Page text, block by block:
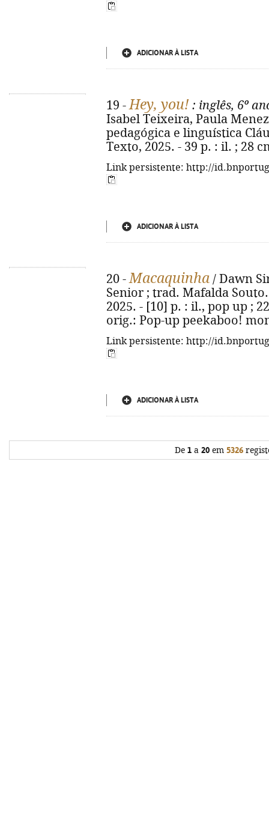
ADICIONAR À LISTA
19 -Hey, you! : inglês, 6º
Isabel Teixeira, Paula
pedagógica e linguística
Texto, 2025. - 39 p. : il. ; 28
Link persistente: http://
ADICIONAR À LISTA
20 -Macaquinha / Dawn
Senior ; trad. Mafalda
2025. - [10] p. : il., pop up ;
orig.: Pop-up peekaboo!
Link persistente: http://
ADICIONAR À LISTA
De 1a 20em 5326